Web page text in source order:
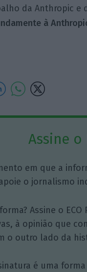
da Anthropic e
à
Assine o
em que a
o jornalismo
Assine o
à opinião que
o outro lado da
é uma